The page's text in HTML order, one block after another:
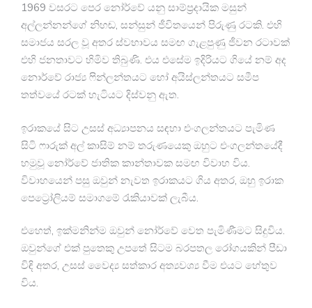
1969 වසරට පෙර නෝර්වේ යනු සාම්ප්‍රදායික මසුන්
අල්ලන්නන්ගේ නිහඬ, සන්සුන් ජීවිතයෙන් පිරුණු රටකි. එහි
සමාජය සරල වූ අතර ස්වභාවය සමඟ ගැළපුණු ජීවන රටාවක්
එහි ජනතාවට හිමිව තිබුණි. එය එසේම ඉදිරියට ගියේ නම් අද
නොර්වේ රාජ්‍ය ෆින්ලන්තයට හෝ අයිස්ලන්තයට සමීප
තත්වයේ රටක් හැටියට දිස්වනු ඇත.
ඉරාකයේ සිට උසස් අධ්‍යාපනය සඳහා එංගලන්තයට පැමිණ
සිටි ෆාරුක් අල් කාසිම් නම් තරුණයෙකු ඔහුට එංගලන්තයේදී
හමුවූ නෝර්වේ ජාතික කාන්තාවක සමඟ විවාහ විය.
විවාහයෙන් පසු ඔවුන් නැවත ඉරාකයට ගිය අතර, ඔහු ඉරාක
පෙට්‍රෝලියම් සමාගමේ රැකියාවක් ලැබීය.
එහෙත්, ඉක්මනින්ම ඔවුන් නෝර්වේ වෙත පැමිණීමට සිදුවිය.
ඔවුන්ගේ එක් පුතෙකු උපතේ සිටම බරපතල රෝගයකින් පීඩා
විඳි අතර, උසස් වෛද්‍ය සත්කාර අත්‍යවශ්‍ය වීම එයට හේතුව
විය.